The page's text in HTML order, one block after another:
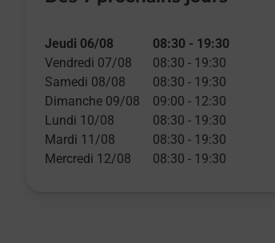
Jeudi 06/08 08:30 - 19:30
Vendredi 07/08
08:30 - 19:30
Samedi 08/08
08:30 - 19:30
Dimanche 09/08
09:00 - 12:30
Lundi 10/08
08:30 - 19:30
Mardi 11/08
08:30 - 19:30
Mercredi 12/08
08:30 - 19:30